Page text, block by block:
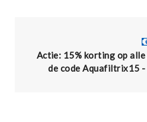
Actie: 15% korting op
de code Aquafiltrix15